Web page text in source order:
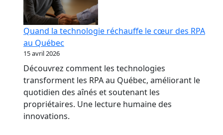
Quand la technologie réchauffe le cœur des RPA
au Québec
15 avril 2026
Découvrez comment les technologies
transforment les RPA au Québec, améliorant le
quotidien des aînés et soutenant les
propriétaires. Une lecture humaine des
innovations.